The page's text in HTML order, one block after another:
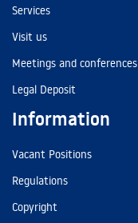
Services
Visit us
Meetings and conferences
Legal Deposit
Information
Vacant Positions
Regulations
Copyright